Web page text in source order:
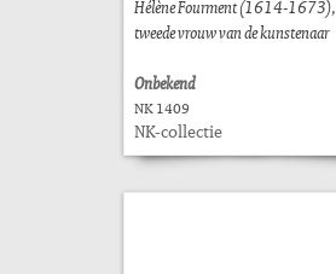
Hélène Fourment (1614-1673),
tweede vrouw van de kunstenaar
Onbekend
NK 1409
NK-collectie